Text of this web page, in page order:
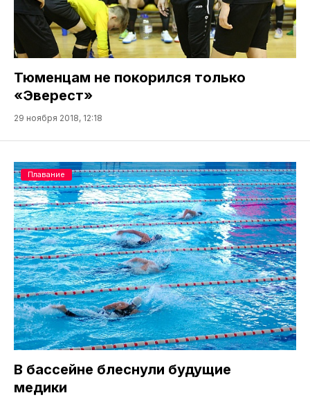
Тюменцам не покорился только
«Эверест»
29 ноября 2018, 12:18
В бассейне блеснули будущие
медики
Плавание